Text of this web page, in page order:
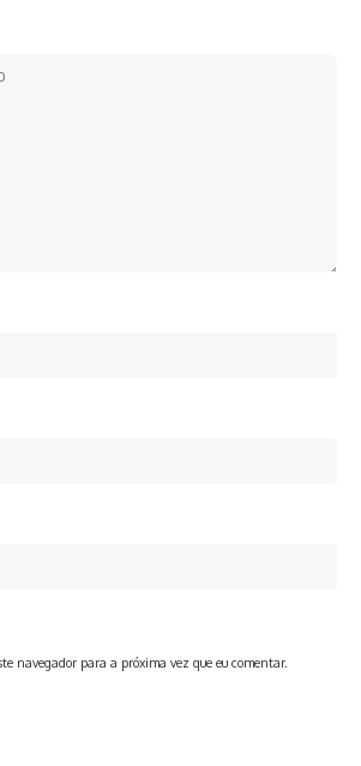
navegador para a próxima vez que eu comentar.